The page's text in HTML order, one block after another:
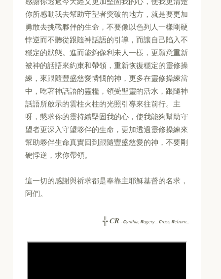
你所感動我去幫助守望者突破的地方，就是要更加
勇敢去挑戰夥伴的生命，不要像以色列人一樣剛硬
悖逆而不聽從跟隨神話語的引導，而讓自己陷入不
穩定的狀態。進而能夠像利未人一樣，更願意重新
被神的話語來約束和帶領，重新恢復穩定的靈修操
練，來跟隨豐盛慈愛憐憫的神，更多在靈修操練當
中，吃著神話語的靈糧，領受聖靈的活水，跟隨神
話語所啟示的雲柱火柱的光照引導來往前行。主
呀，懇求你的靈持續堅固我的心，使我能夠幫助守
望者更深入守望夥伴的生命，更加透過靈修操練來
幫助夥伴生命真實回到跟隨豐盛慈愛的神，不要剛
硬悖逆，求你帶領。
這一切的感謝與祈求都是奉靠主耶穌基督的名求，
阿們。
╬CR -Cynthia, Rogery... Cross, Reborn...